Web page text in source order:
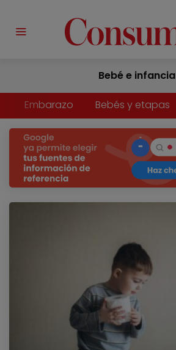
Bebé e infancia
Embarazo Bebés y etapas